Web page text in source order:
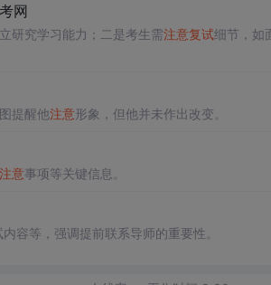
网
研究学习能力；二是考生需注意复试细节，如
提醒他注意形象，但他并未作出改变。
注意事项等关键信息。
容等，强调提前联系导师的重要性。